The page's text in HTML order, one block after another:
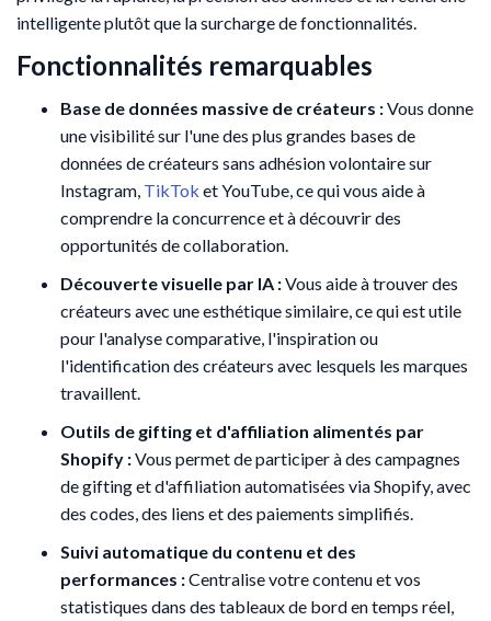
intelligente plutôt que la surcharge de fonctionnalités.
Fonctionnalités remarquables
Base de données massive de créateurs :Vous donne
une visibilité sur l'une des plus grandes bases de
données de créateurs sans adhésion volontaire sur
Instagram, TikTok et YouTube, ce qui vous aide à
comprendre la concurrence et à découvrir des
opportunités de collaboration.
Découverte visuelle par IA :Vous aide à trouver des
créateurs avec une esthétique similaire, ce qui est utile
pour l'analyse comparative, l'inspiration ou
l'identification des créateurs avec lesquels les marques
travaillent.
Outils de gifting et d'affiliation alimentés par
Shopify :Vous permet de participer à des campagnes
de gifting et d'affiliation automatisées via Shopify, avec
des codes, des liens et des paiements simplifiés.
Suivi automatique du contenu et des
performances :Centralise votre contenu et vos
statistiques dans des tableaux de bord en temps réel,